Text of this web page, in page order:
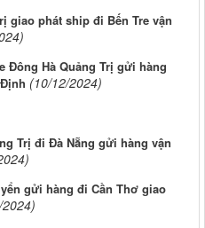
giao phát ship đi Bến Tre vận
Đông Hà Quảng Trị gửi hàng
(10/12/2024)
Trị đi Đà Nẵng gửi hàng vận
gửi hàng đi Cần Thơ giao